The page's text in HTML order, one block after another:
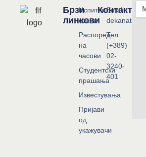
Брзи
линкови
Испитни
сесии
Распоред
на
часови
Студентски
прашања
Известувања
Пријави
од
укажувачи
Контакт
Email:
Тел:
(+389)
02-
3240-
401